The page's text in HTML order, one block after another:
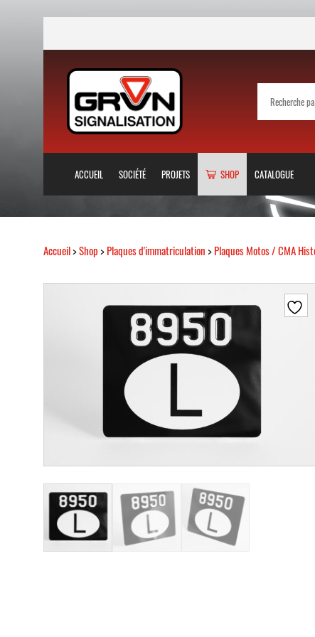
ACCUEIL SOCIÉTÉ PROJETS SHOP CATALOGUE
Accueil>Shop>Plaques d'immatriculation>Plaques Motos / CMA